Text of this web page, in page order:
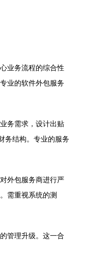
业务流程的综合性
业的软件外包服务
务需求，设计出贴
务结构。专业的服务
外包服务商进行严
需重视系统的测
管理升级。这一合